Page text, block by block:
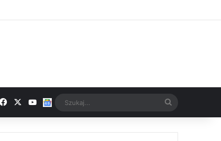
FacebookYouTubeGoogle News